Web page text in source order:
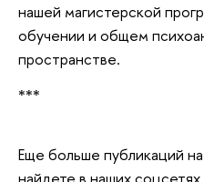
нашей магистерской
обучении и общем
пространстве.
***
Еще больше публикаций